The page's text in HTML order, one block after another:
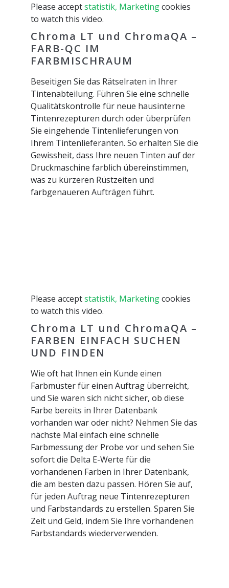
Please acceptstatistik, Marketingcookies
to watch this video.
Chroma LT und ChromaQA –
FARB-QC IM
FARBMISCHRAUM
Beseitigen Sie das Rätselraten in Ihrer
Tintenabteilung. Führen Sie eine schnelle
Qualitätskontrolle für neue hausinterne
Tintenrezepturen durch oder überprüfen
Sie eingehende Tintenlieferungen von
Ihrem Tintenlieferanten. So erhalten Sie die
Gewissheit, dass Ihre neuen Tinten auf der
Druckmaschine farblich übereinstimmen,
was zu kürzeren Rüstzeiten und
farbgenaueren Aufträgen führt.
Please acceptstatistik, Marketingcookies
to watch this video.
Chroma LT und ChromaQA –
FARBEN EINFACH SUCHEN
UND FINDEN
Wie oft hat Ihnen ein Kunde einen
Farbmuster für einen Auftrag überreicht,
und Sie waren sich nicht sicher, ob diese
Farbe bereits in Ihrer Datenbank
vorhanden war oder nicht? Nehmen Sie das
nächste Mal einfach eine schnelle
Farbmessung der Probe vor und sehen Sie
sofort die Delta E-Werte für die
vorhandenen Farben in Ihrer Datenbank,
die am besten dazu passen. Hören Sie auf,
für jeden Auftrag neue Tintenrezepturen
und Farbstandards zu erstellen. Sparen Sie
Zeit und Geld, indem Sie Ihre vorhandenen
Farbstandards wiederverwenden.